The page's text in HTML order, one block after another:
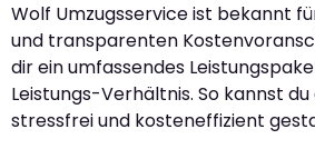
Wolf Umzugsservice ist bekannt
und transparenten
dir ein umfassendes
Leistungs-Verhältnis. So kannst
stressfrei und kosteneffizient